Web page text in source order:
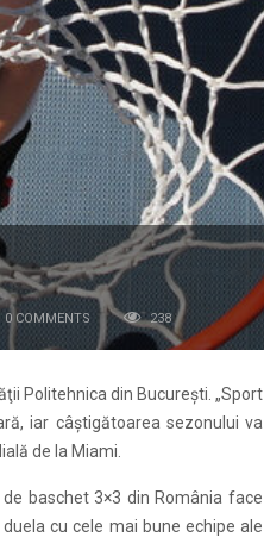
0 COMMENTS 238
Politehnica din Bucureşti. „Sport
iar câştigătoarea sezonului va
de la Miami.
baschet 3×3 din România face
cu cele mai bune echipe ale